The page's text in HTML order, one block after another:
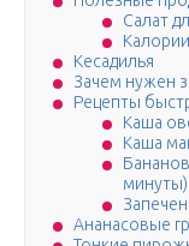
Салат
Кесадилья
Зачем нужен
Рецепты
Каша
Каша
минуты)
Ананасовые